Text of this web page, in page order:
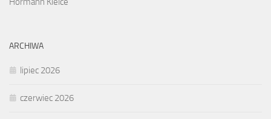
ARCHIWA
lipiec 2026
czerwiec 2026